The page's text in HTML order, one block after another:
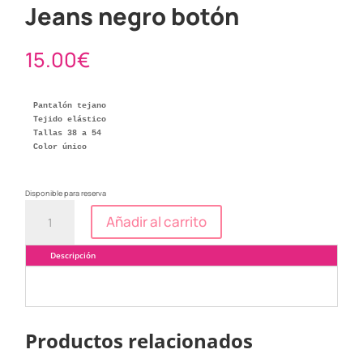
Jeans negro botón
15.00€
Pantalón tejano
Tejido elástico
Tallas 38 a 54
Disponible para reserva
cantidad
Añadir al carrito
Descripción
Productos relacionados